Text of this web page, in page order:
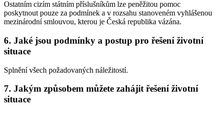
Ostatním cizím státním příslušníkům lze peněžitou pomoc
poskytnout pouze za podmínek a v rozsahu stanoveném vyhlášenou
mezinárodní smlouvou, kterou je Česká republika vázána.
6. Jaké jsou podmínky a postup pro řešení životní
situace
Splnění všech požadovaných náležitostí.
7. Jakým způsobem můžete zahájit řešení životní
situace